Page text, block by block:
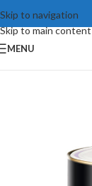
Skip to navigation
Skip to main content
MENU